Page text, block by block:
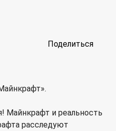
Поделиться
Майнкрафт и реальность
расследуют